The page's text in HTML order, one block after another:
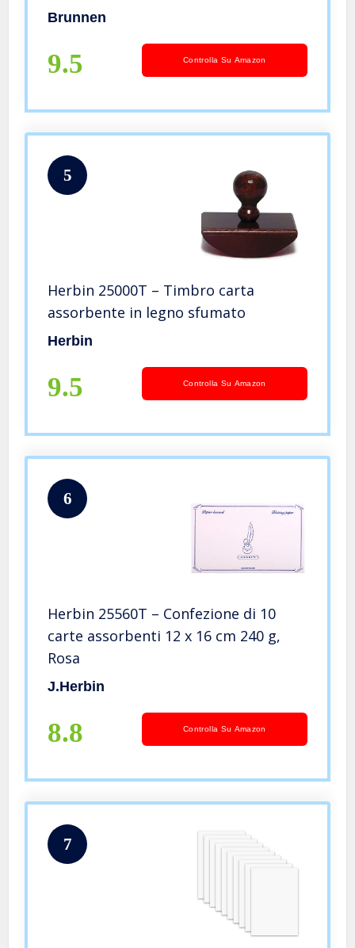
Brunnen
9.5 Controlla Su Amazon
5
Herbin 25000T – Timbro carta
assorbente in legno sfumato
Herbin
9.5 Controlla Su Amazon
6
Herbin 25560T – Confezione di 10
carte assorbenti 12 x 16 cm 240 g,
Rosa
J.Herbin
8.8 Controlla Su Amazon
7